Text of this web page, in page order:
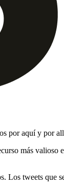
por aquí y por
más
Los tweets que